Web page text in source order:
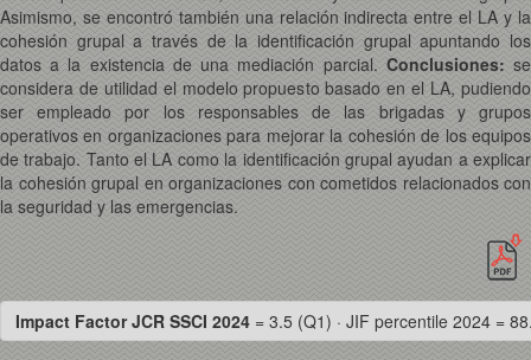
Asimismo, se encontró también una relación indirecta entre el LA y la
cohesión grupal a través de la identificación grupal apuntando los
datos a la existencia de una mediación parcial. Conclusiones:se
considera de utilidad el modelo propuesto basado en el LA, pudiendo
ser empleado por los responsables de las brigadas y grupos
operativos en organizaciones para mejorar la cohesión de los equipos
de trabajo. Tanto el LA como la identificación grupal ayudan a explicar
la cohesión grupal en organizaciones con cometidos relacionados con
la seguridad y las emergencias.
Impact Factor JCR SSCI 2024 = 3.5 (Q1) · JIF percentile 2024 =